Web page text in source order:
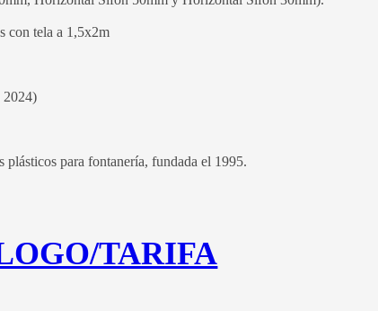
tela a 1,5x2m
plásticos para fontanería, fundada el 1995.
TARIFA